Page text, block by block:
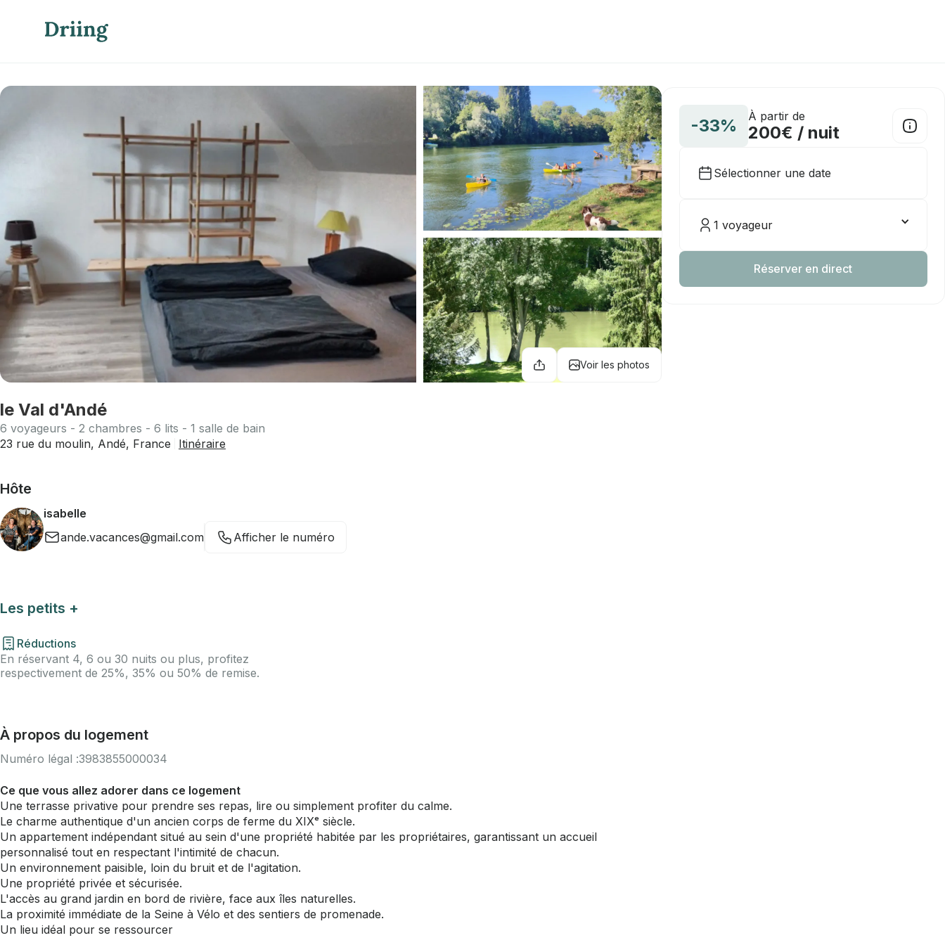
Voir les photos
le Val d'Andé
6 voyageurs - 2 chambres - 6 lits - 1 salle de bain
23 rue du moulin, Andé, France
Itinéraire
Hôte
isabelle
ande.vacances@gmail.com
Afficher le numéro
Les petits +
Réductions
En réservant 4, 6 ou 30 nuits ou plus, profitez
respectivement de 25%, 35% ou 50% de remise.
À propos du logement
Numéro légal :3983855000034
Ce que vous allez adorer dans ce logement
Une terrasse privative pour prendre ses repas, lire ou simplement profiter du calme.
Le charme authentique d'un ancien corps de ferme du XIXᵉ siècle.
Un appartement indépendant situé au sein d'une propriété habitée par les propriétaires, garantissant un accueil
personnalisé tout en respectant l'intimité de chacun.
Un environnement paisible, loin du bruit et de l'agitation.
Une propriété privée et sécurisée.
L'accès au grand jardin en bord de rivière, face aux îles naturelles.
La proximité immédiate de la Seine à Vélo et des sentiers de promenade.
Un lieu idéal pour se ressourcer
-33% À partir de
200€ / nuit
Sélectionner une date
1 voyageur
Réserver en direct